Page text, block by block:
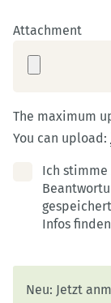
Ich stimme
Infos
Attachment
The maximum
You can upload:
Neu: Jetzt